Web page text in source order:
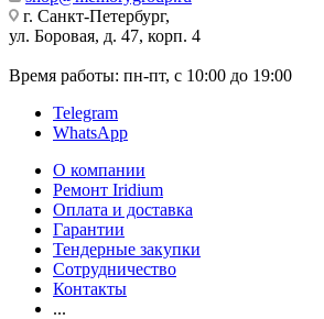
г. Санкт-Петербург,
ул. Боровая, д. 47, корп. 4
Время работы: пн-пт, с 10:00 до 19:00
Telegram
WhatsApp
О компании
Ремонт Iridium
Оплата и доставка
Гарантии
Тендерные закупки
Сотрудничество
Контакты
...